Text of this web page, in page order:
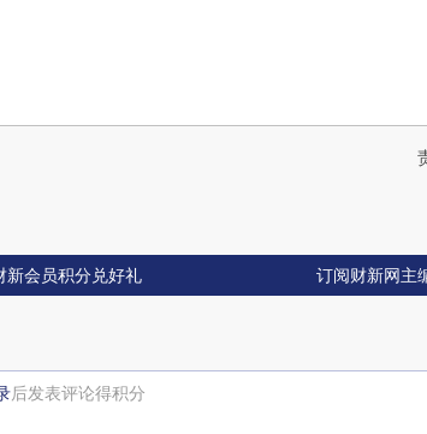
新会员积分兑好礼 订阅财新网主
后发表评论得积分